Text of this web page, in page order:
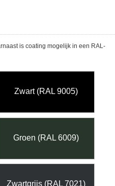
is coating mogelijk in een RAL-
Zwart (RAL 9005)
Groen (RAL 6009)
Zwartgrijs (RAL 7021)